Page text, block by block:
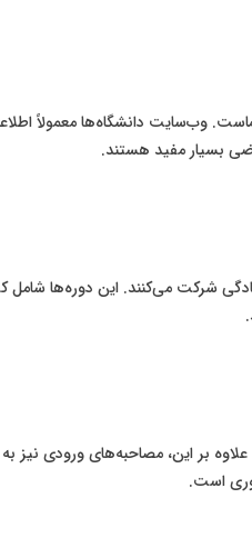
وب‌سایت دانشگاه‌ها معمولاً
بسیار مفید هستند.
شرکت می‌کنند. این دوره‌ها
بر این، مصاحبه‌های ورودی نیز
است.